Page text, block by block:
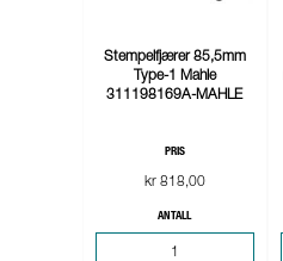
Stempelfjærer 85,5mm
Type-1 Mahle
311198169A-MAHLE
PRIS
kr 818,00
ANTALL